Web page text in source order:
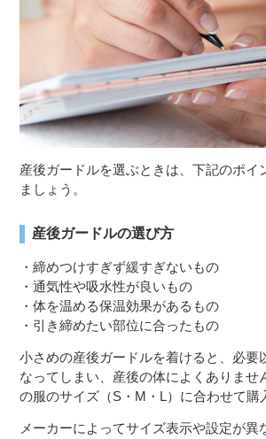
産後ガードルを選ぶときは、下記のポイ
ましょう。
産後ガードルの選び方
・締めつけすぎず緩すぎないもの
・通気性や吸水性が良いもの
・体を温める保温効果があるもの
・引き締めたい部位に合ったもの
小さめの産後ガードルを着けると、必要
なってしまい、産後の体によくありませ
の服のサイズ（S・M・L）に合わせて購
メーカーによってサイズ表示や設定が異